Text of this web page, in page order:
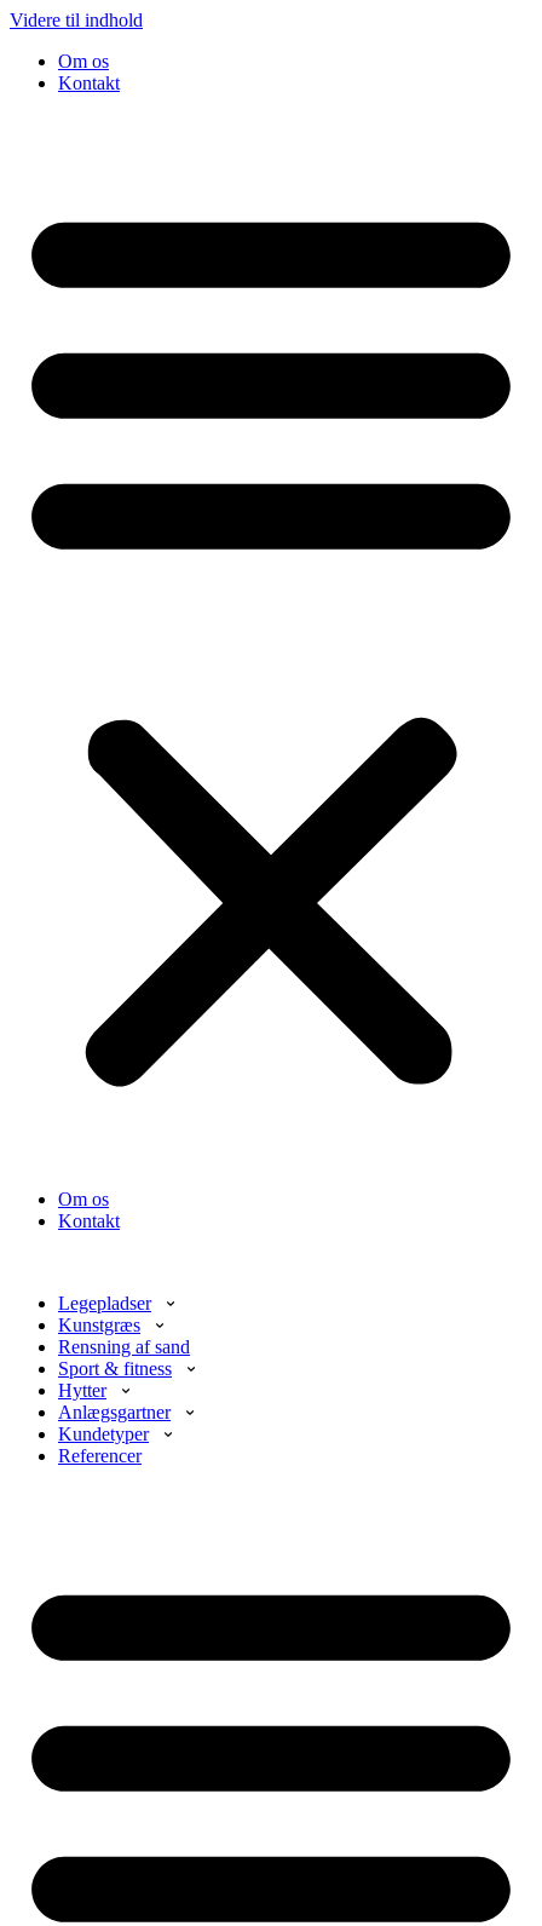
Videre til indhold
Om os
Kontakt
Om os
Kontakt
Legepladser
Kunstgræs
Rensning af sand
Sport & fitness
Hytter
Anlægsgartner
Kundetyper
Referencer